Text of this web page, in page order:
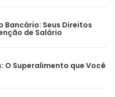
Bancário: Seus Direitos
de Salário
Superalimento que Você